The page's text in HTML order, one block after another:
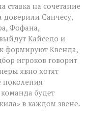
ставка на сочетание
Санчесу,
Фофана,
Кайседо и
формируют Квенда,
игроков говорит
явно хотят
поколения
будет
в каждом звене.